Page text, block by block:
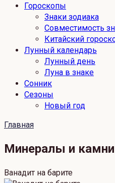
Гороскопы
Знаки зодиака
Совместимость
Китайский
Лунный календарь
Лунный день
Луна в знаке
Сонник
Сезоны
Новый год
Главная
Минералы и камни
Ванадит на барите